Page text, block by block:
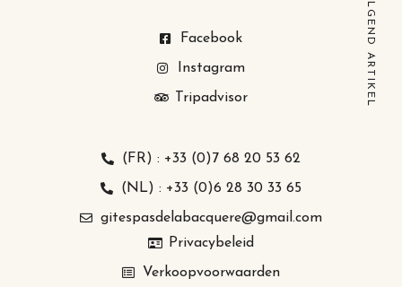
VOLGEND ARTIKEL
Facebook
Instagram
Tripadvisor
(FR) : +33 (0)7 68 20 53 62
(NL) : +33 (0)6 28 30 33 65
gitespasdelabacquere@gmail.com
Privacybeleid
Verkoopvoorwaarden